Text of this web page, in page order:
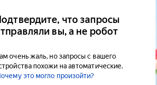
что запросы
вы, а не робот
очень жаль, но запросы с вашего
похожи на автоматические.
это могло произойти?